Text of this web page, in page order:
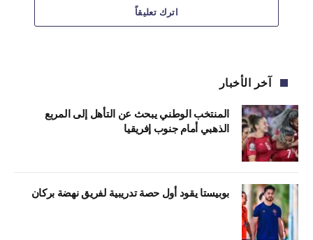
اترك تعليقاً
آخر الأخبار
المنتخب الوطني يبحث عن التأهل إلى المربع
الذهبي أمام جنوب إفريقيا
بوبيستا يقود أول حصة تدريبية لفريق نهضة بركان